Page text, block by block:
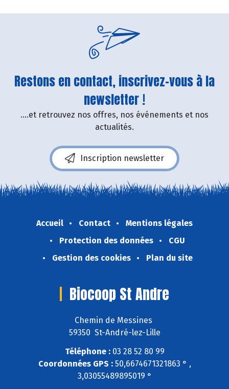
Restons en contact, inscrivez-vous à la
newsletter !
....et retrouvez nos offres, nos événements et nos
actualités.
Inscription newsletter
Accueil Contact
Mentions légales
Protection des données
CGU
Gestion des cookies
Plan du site
Biocoop St Andre
Chemin de Messines
59350 St-André-lez-Lille
Téléphone :03 28 52 80 99
Coordonnées GPS :50,6674671321863 ° ,
3,03055489895019 °